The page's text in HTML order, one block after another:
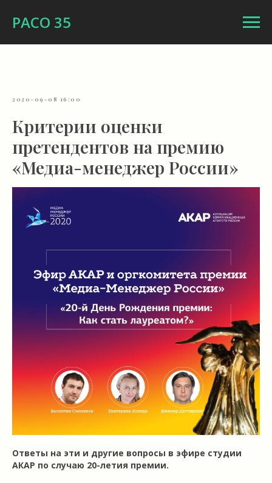
РАСО 35
2020-09-08 16:00
Критерии оценки
претендентов на премию
«Медиа-менеджер России»
Ответы на эти и другие вопросы в эфире студии
АКАР по случаю 20-летия премии.